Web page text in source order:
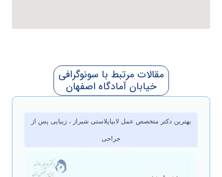
مقالات مرتبط با سونوگرافی
خیابان آمادگاه اصفهان
بهترین دکتر متخصص عمل لابیاپلاستی شیراز ، زیبایی پس از